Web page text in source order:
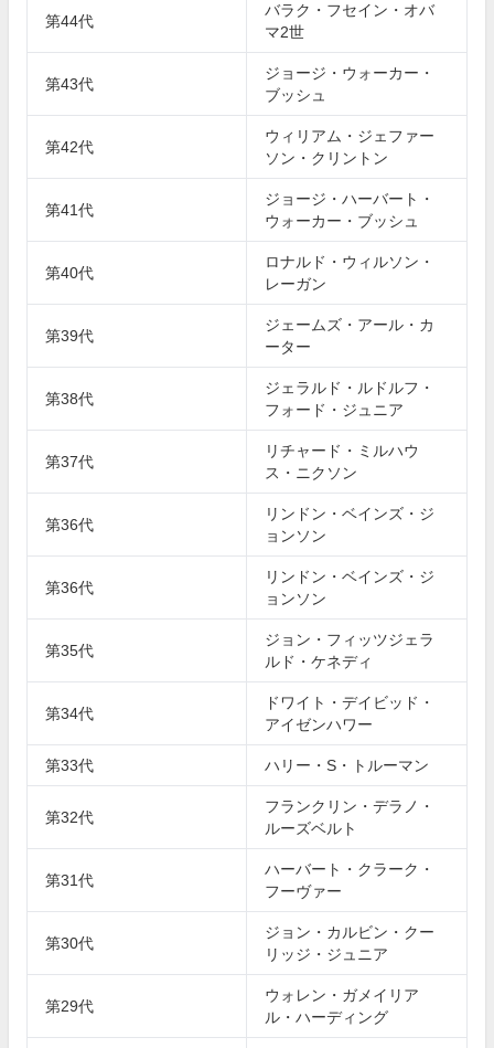
第44代
バラク・フセイン・オバ
マ2世
第43代
ジョージ・ウォーカー・
ブッシュ
第42代
ウィリアム・ジェファー
ソン・クリントン
第41代
ジョージ・ハーバート・
ウォーカー・ブッシュ
第40代
ロナルド・ウィルソン・
レーガン
第39代
ジェームズ・アール・カ
ーター
第38代
ジェラルド・ルドルフ・
フォード・ジュニア
第37代
リチャード・ミルハウ
ス・ニクソン
第36代
リンドン・ベインズ・ジ
ョンソン
第36代
リンドン・ベインズ・ジ
ョンソン
第35代
ジョン・フィッツジェラ
ルド・ケネディ
第34代
ドワイト・デイビッド・
アイゼンハワー
第33代 ハリー・S・トルーマン
第32代
フランクリン・デラノ・
ルーズベルト
第31代
ハーバート・クラーク・
フーヴァー
第30代
ジョン・カルビン・クー
リッジ・ジュニア
第29代
ウォレン・ガメイリア
ル・ハーディング